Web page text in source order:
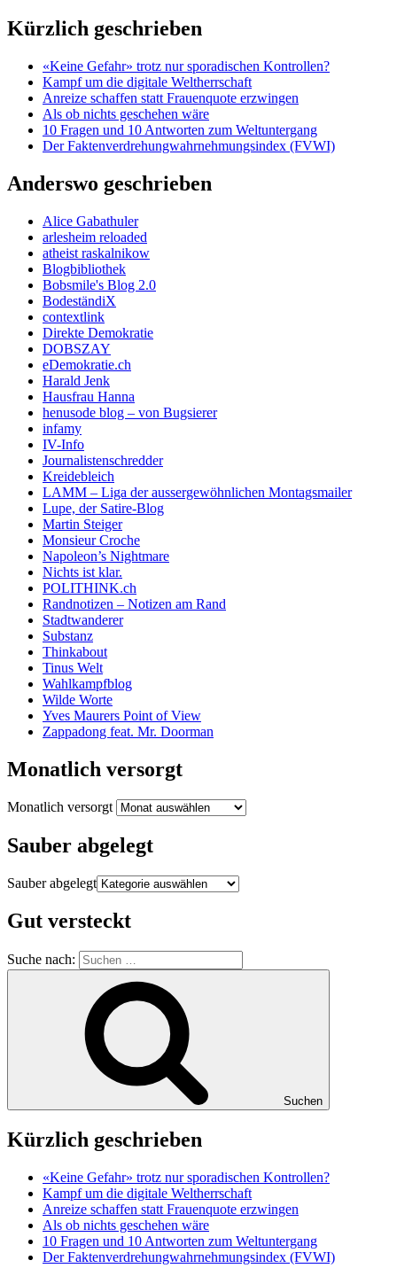
Kürzlich geschrieben
«Keine Gefahr» trotz nur sporadischen Kontrollen?
Kampf um die digitale Weltherrschaft
Anreize schaffen statt Frauenquote erzwingen
Als ob nichts geschehen wäre
10 Fragen und 10 Antworten zum Weltuntergang
Der Faktenverdrehungwahrnehmungsindex (FVWI)
Anderswo geschrieben
Alice Gabathuler
arlesheim reloaded
atheist raskalnikow
Blogbibliothek
Bobsmile's Blog 2.0
BodeständiX
contextlink
Direkte Demokratie
DOBSZAY
eDemokratie.ch
Harald Jenk
Hausfrau Hanna
henusode blog – von Bugsierer
infamy
IV-Info
Journalistenschredder
Kreidebleich
LAMM – Liga der aussergewöhnlichen Montagsmailer
Lupe, der Satire-Blog
Martin Steiger
Monsieur Croche
Napoleon’s Nightmare
Nichts ist klar.
POLITHINK.ch
Randnotizen – Notizen am Rand
Stadtwanderer
Substanz
Thinkabout
Tinus Welt
Wahlkampfblog
Wilde Worte
Yves Maurers Point of View
Zappadong feat. Mr. Doorman
Monatlich versorgt
Monatlich versorgt
Sauber abgelegt
Sauber abgelegt
Gut versteckt
Suche nach:
Suchen
Kürzlich geschrieben
«Keine Gefahr» trotz nur sporadischen Kontrollen?
Kampf um die digitale Weltherrschaft
Anreize schaffen statt Frauenquote erzwingen
Als ob nichts geschehen wäre
10 Fragen und 10 Antworten zum Weltuntergang
Der Faktenverdrehungwahrnehmungsindex (FVWI)